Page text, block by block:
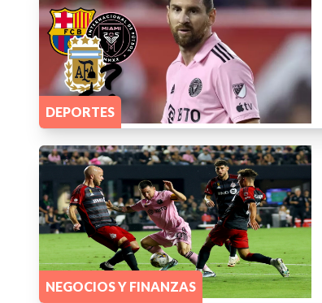
DEPORTES
NEGOCIOS Y FINANZAS